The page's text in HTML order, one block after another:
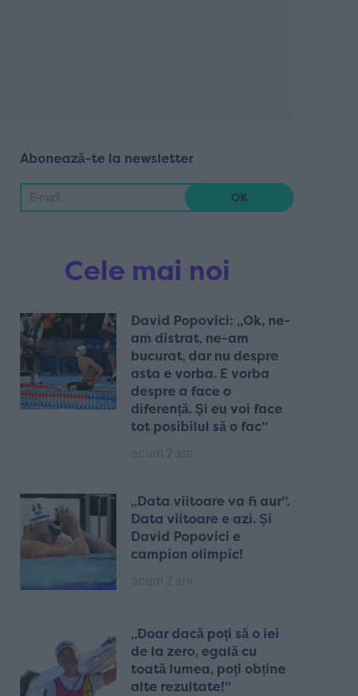
Abonează-te la newsletter
Cele mai noi
David Popovici: „Ok, ne-
am distrat, ne-am
bucurat, dar nu despre
asta e vorba. E vorba
despre a face o
diferență. Și eu voi face
tot posibilul să o fac”
„Data viitoare va fi aur”.
Data viitoare e azi. Și
David Popovici e
campion olimpic!
„Doar dacă poți să o iei
de la zero, egală cu
toată lumea, poți obține
alte rezultate!”